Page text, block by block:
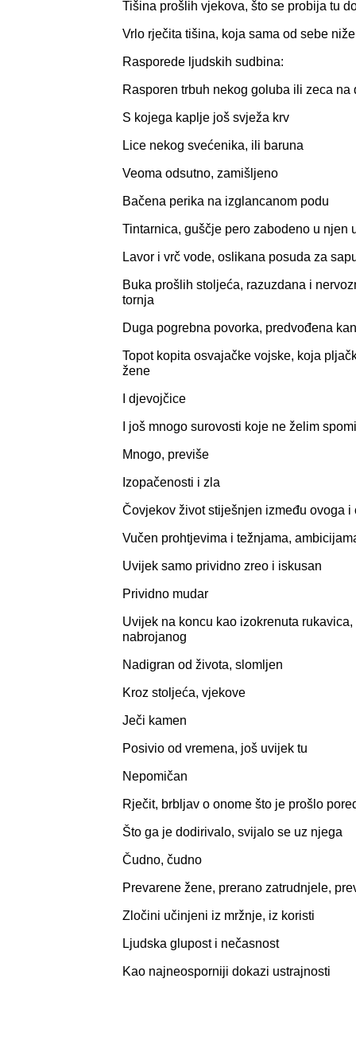
Tišina prošlih vjekova, što se probija tu
Vrlo rječita tišina, koja sama od sebe
Rasporede ljudskih sudbina:
Rasporen trbuh nekog goluba ili zeca na
S kojega kaplje još svježa krv
Lice nekog svećenika, ili baruna
Veoma odsutno, zamišljeno
Bačena perika na izglancanom podu
Tintarnica, guščje pero zabodeno u njen
Lavor i vrč vode, oslikana posuda za
Buka prošlih stoljeća, razuzdana i
tornja
Duga pogrebna povorka, predvođena
Topot kopita osvajačke vojske, koja
žene
I djevojčice
I još mnogo surovosti koje ne želim
Mnogo, previše
Izopačenosti i zla
Čovjekov život stiješnjen između ovoga i
Vučen prohtjevima i težnjama,
Uvijek samo prividno zreo i iskusan
Prividno mudar
Uvijek na koncu kao izokrenuta
nabrojanog
Nadigran od života, slomljen
Kroz stoljeća, vjekove
Ječi kamen
Posivio od vremena, još uvijek tu
Nepomičan
Rječit, brbljav o onome što je prošlo
Što ga je dodirivalo, svijalo se uz njega
Čudno, čudno
Prevarene žene, prerano zatrudnjele,
Zločini učinjeni iz mržnje, iz koristi
Ljudska glupost i nečasnost
Kao najneosporniji dokazi ustrajnosti